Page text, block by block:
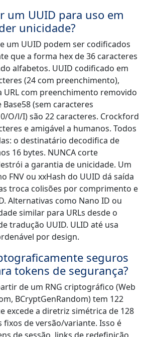
um UUID para uso em
unicidade?
um UUID podem ser codificados
que a forma hex de 36 caracteres
alfabetos. UUID codificado em
(24 com preenchimento),
URL com preenchimento removido
(sem caracteres
O/l/I) são 22 caracteres. Crockford
e amigável a humanos. Todos
o destinatário decodifica de
16 bytes. NUNCA corte
a garantia de unicidade. Um
FNV ou xxHash do UUID dá saída
troca colisões por comprimento e
Alternativas como Nano ID ou
similar para URLs desde o
tradução UUID. ULID até usa
por design.
seguros
tokens de segurança?
de um RNG criptográfico (Web
BCryptGenRandom) tem 122
excede a diretriz simétrica de 128
fixos de versão/variante. Isso é